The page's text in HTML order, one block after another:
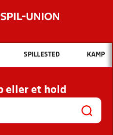
Hvad vil du søge efter?
INDHOLD OG NYHEDER
KLUBBER OG
SPILLESTED KAMP
eller et hold